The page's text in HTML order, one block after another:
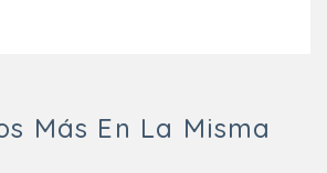
Más En La Misma